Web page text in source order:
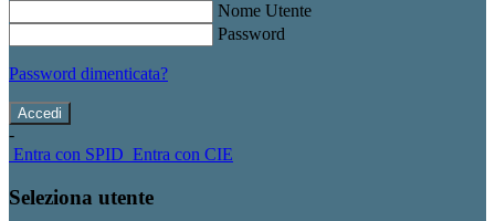
Nome Utente
Password
Password dimenticata?
-
Entra con SPID Entra con CIE
Seleziona utente